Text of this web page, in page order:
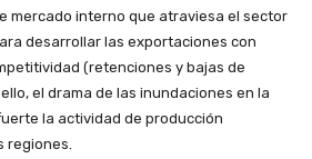
mercado interno que atraviesa el sector
desarrollar las exportaciones con
(retenciones y bajas de
el drama de las inundaciones en la
la actividad de producción